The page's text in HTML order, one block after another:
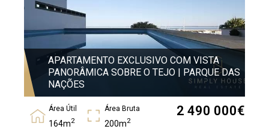
APARTAMENTO EXCLUSIVO COM VISTA
PANORÂMICA SOBRE O TEJO | PARQUE DAS
NAÇÕES
Área Útil
164m2
Área Bruta
200m2
2 490 000€